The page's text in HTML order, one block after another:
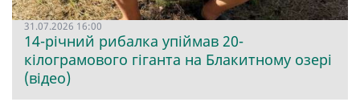
31.07.2026 16:00
14-річний рибалка упіймав 20-
кілограмового гіганта на Блакитному озері
(відео)